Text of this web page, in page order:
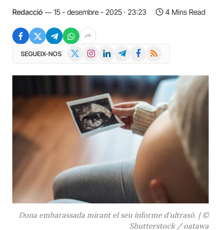
Redacció 15 - desembre - 2025 · 23:23 4 Mins Read
SEGUEIX-NOS InstagramLinkedInTelegramFacebook
RSS
Dona embarassada mirant el seu informe d'ultrasò. | ©
Shutterstock / oatawa